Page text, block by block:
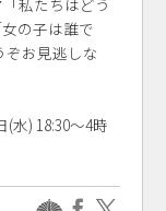
私たちはどう
の子は誰で
ぞお見逃しな
水) 18:30～4時